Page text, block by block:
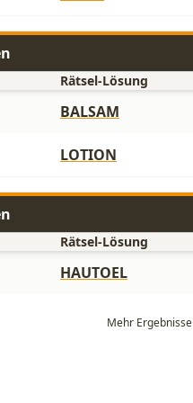
Rätsel-Lösung
BALSAM
LOTION
Rätsel-Lösung
HAUTOEL